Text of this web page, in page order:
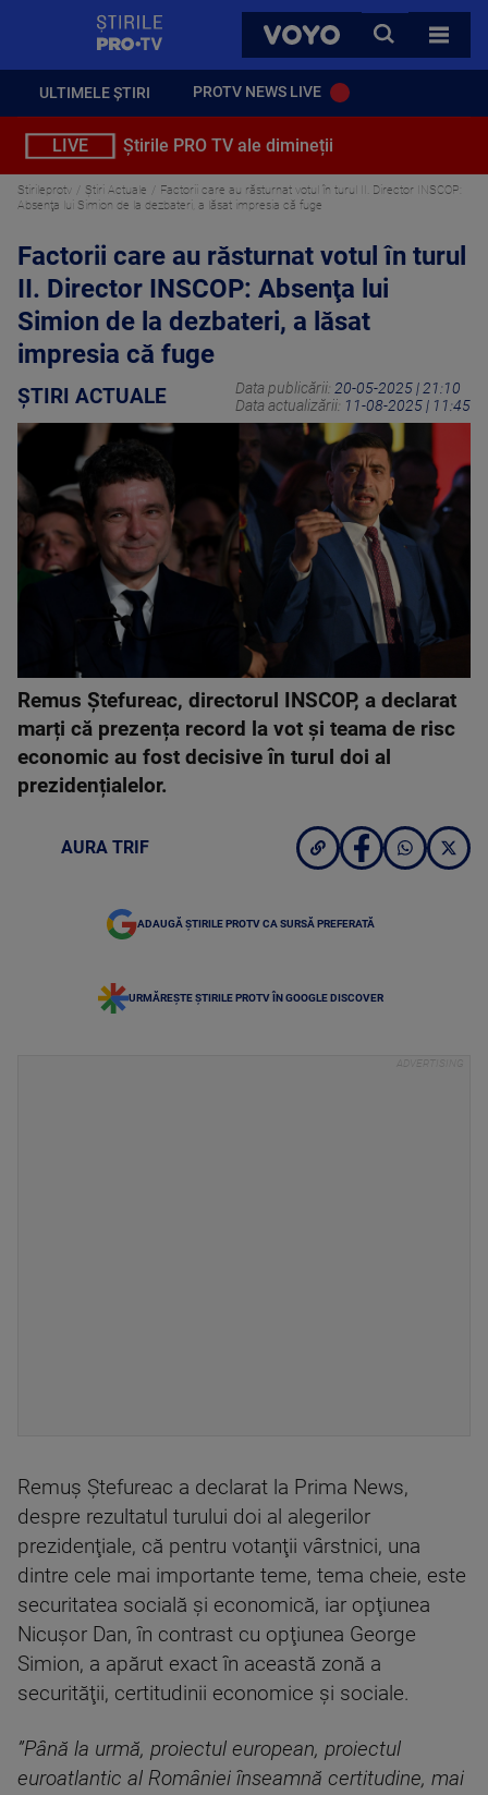
VOYO
CAUTA
TOATE
ULTIMELE ȘTIRI PROTV NEWS LIVE
LIVE Știrile PRO TV ale dimineții
Stirileprotv Știri Actuale
Factorii care au răsturnat votul în turul II. Director INSCOP:
Absenţa lui Simion de la dezbateri, a lăsat impresia că fuge
Factorii care au răsturnat votul în turul
II. Director INSCOP: Absenţa lui
Simion de la dezbateri, a lăsat
impresia că fuge
ȘTIRI ACTUALE Data publicării: 20-05-2025 | 21:10
Data actualizării: 11-08-2025 | 11:45
Remus Ștefureac, directorul INSCOP, a declarat
marți că prezența record la vot și teama de risc
economic au fost decisive în turul doi al
prezidențialelor.
AURA TRIF
ADAUGĂ ȘTIRILE PROTV CA SURSĂ PREFERATĂ
URMĂREȘTE ȘTIRILE PROTV ÎN GOOGLE DISCOVER
Remuş Ştefureac a declarat la Prima News,
despre rezultatul turului doi al alegerilor
prezidenţiale, că pentru votanţii vârstnici, una
dintre cele mai importante teme, tema cheie, este
securitatea socială şi economică, iar opţiunea
Nicuşor Dan, în contrast cu opţiunea George
Simion, a apărut exact în această zonă a
securităţii, certitudinii economice şi sociale.
”Până la urmă, proiectul european, proiectul
euroatlantic al României înseamnă certitudine, mai